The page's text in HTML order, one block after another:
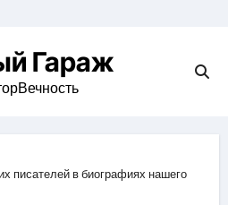
Гараж
писателей в биографиях нашего